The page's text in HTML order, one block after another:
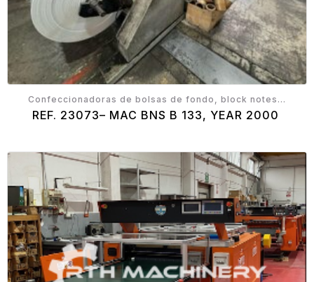
Confeccionadoras de bolsas de fondo, block notes...
REF. 23073– MAC BNS B 133, YEAR 2000